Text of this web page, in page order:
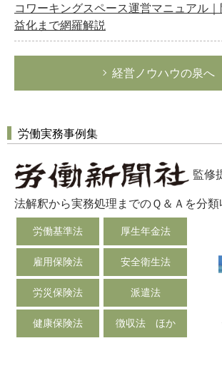
コワーキングスペース運営マニュアル
益化まで網羅解説
経営ノウハウの泉へ
労働実務事例集
監修
法解釈から実務処理までのＱ＆Ａを分類
労働基準法 厚生年金法
雇用保険法 安全衛生法
労災保険法 派遣法
健康保険法 徴収法 ほか